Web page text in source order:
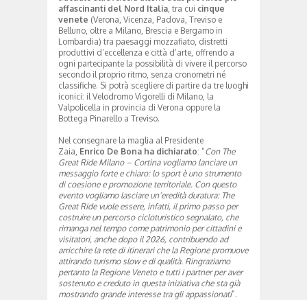
affascinanti del Nord Italia , tra cui cinque
venete (Verona, Vicenza, Padova, Treviso e
Belluno, oltre a Milano, Brescia e Bergamo in
Lombardia) tra paesaggi mozzafiato, distretti
produttivi d’eccellenza e città d’arte, offrendo a
ogni partecipante la possibilità di vivere il percorso
secondo il proprio ritmo, senza cronometri né
classifiche. Si potrà scegliere di partire da tre luoghi
iconici: il Velodromo Vigorelli di Milano, la
Valpolicella in provincia di Verona oppure la
Bottega Pinarello a Treviso.
Nel consegnare la maglia al Presidente
Zaia, Enrico De Bona ha dichiarato: “Con The
Great Ride Milano – Cortina vogliamo lanciare un
messaggio forte e chiaro: lo sport è uno strumento
di coesione e promozione territoriale. Con questo
evento vogliamo lasciare un’eredità duratura: The
Great Ride vuole essere, infatti, il primo passo per
costruire un percorso cicloturistico segnalato, che
rimanga nel tempo come patrimonio per cittadini e
visitatori, anche dopo il 2026, contribuendo ad
arricchire la rete di itinerari che la Regione promuove
attirando turismo slow e di qualità. Ringraziamo
pertanto la Regione Veneto e tutti i partner per aver
sostenuto e creduto in questa iniziativa che sta già
mostrando grande interesse tra gli appassionati”.